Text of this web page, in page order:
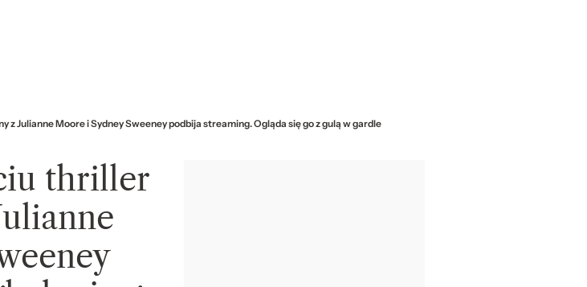
Julianne Moore i Sydney Sweeney podbija streaming. Ogląda się go z gulą w gardle
thriller